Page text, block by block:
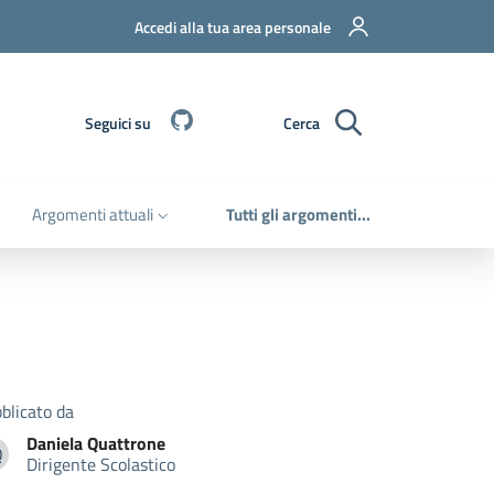
Accedi alla tua area personale
Seguici su Cerca
Argomenti attuali Tutti gli argomenti...
da
Quattrone
DanielaQuattrone
Dirigente Scolastico